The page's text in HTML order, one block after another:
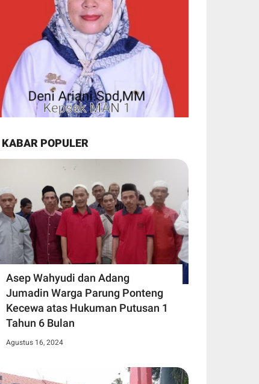
KABAR POPULER
Asep Wahyudi dan Adang
Jumadin Warga Parung Ponteng
Kecewa atas Hukuman Putusan 1
Tahun 6 Bulan
Agustus 16, 2024